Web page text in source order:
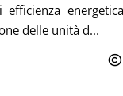
efficienza
delle unità d...